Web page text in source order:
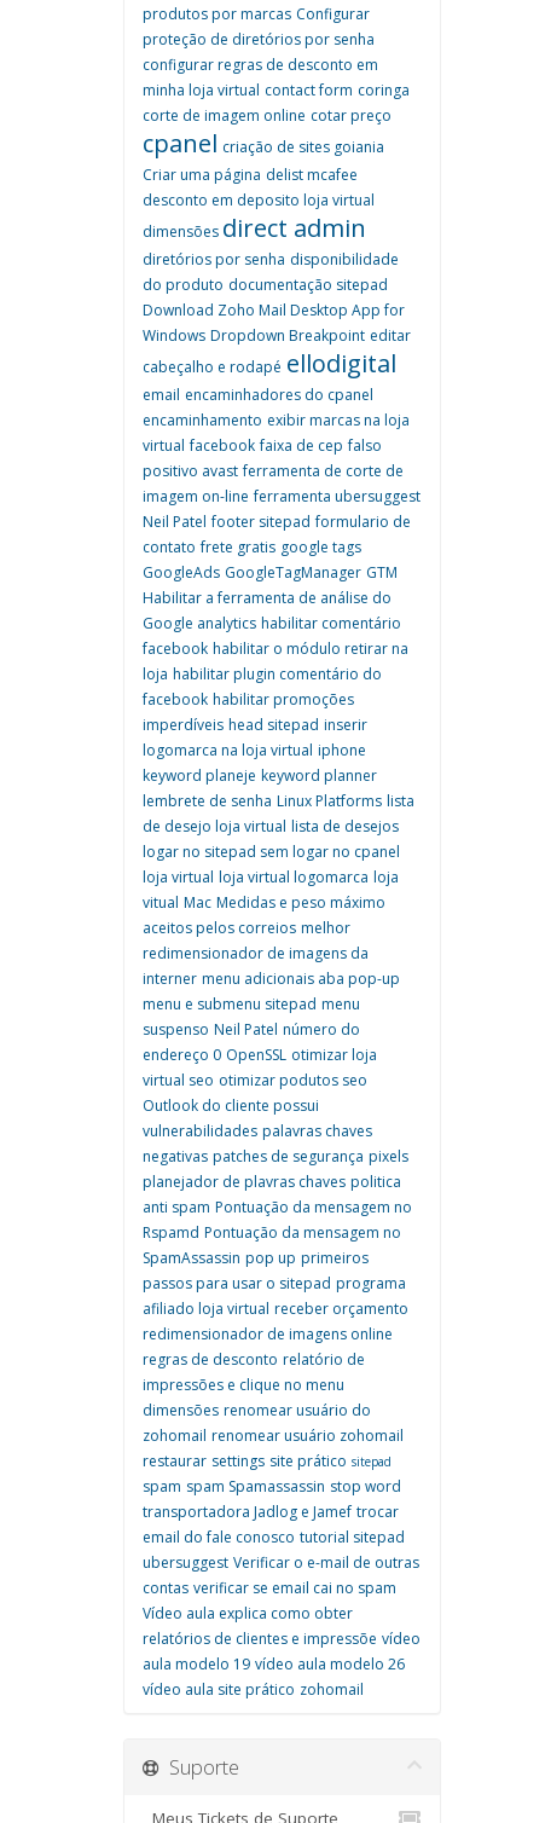
produtos por marcas Configurar
proteção de diretórios por senha
configurar regras de desconto em
minha loja virtual contact form coringa
corte de imagem online cotar preço
cpanel criação de sites goiania
Criar uma página delist mcafee
desconto em deposito loja virtual
dimensões direct admin
diretórios por senha disponibilidade
do produto documentação sitepad
Download Zoho Mail Desktop App for
Windows Dropdown Breakpoint editar
cabeçalho e rodapé ellodigital
email encaminhadores do cpanel
encaminhamento exibir marcas na loja
virtual facebook faixa de cep falso
positivo avast ferramenta de corte de
imagem on-line ferramenta ubersuggest
Neil Patel footer sitepad formulario de
contato frete gratis google tags
GoogleAds GoogleTagManager GTM
Habilitar a ferramenta de análise do
Google analytics habilitar comentário
facebook habilitar o módulo retirar na
loja habilitar plugin comentário do
facebook habilitar promoções
imperdíveis head sitepad inserir
logomarca na loja virtual iphone
keyword planeje keyword planner
lembrete de senha Linux Platforms lista
de desejo loja virtual lista de desejos
logar no sitepad sem logar no cpanel
loja virtual loja virtual logomarca loja
vitual Mac Medidas e peso máximo
aceitos pelos correios melhor
redimensionador de imagens da
interner menu adicionais aba pop-up
menu e submenu sitepad menu
suspenso Neil Patel número do
endereço 0 OpenSSL otimizar loja
virtual seo otimizar podutos seo
Outlook do cliente possui
vulnerabilidades palavras chaves
negativas patches de segurança pixels
planejador de plavras chaves politica
anti spam Pontuação da mensagem no
Rspamd Pontuação da mensagem no
SpamAssassin pop up primeiros
passos para usar o sitepad programa
afiliado loja virtual receber orçamento
redimensionador de imagens online
regras de desconto relatório de
impressões e clique no menu
dimensões renomear usuário do
zohomail renomear usuário zohomail
restaurar settings site prático sitepad
spam spam Spamassassin stop word
transportadora Jadlog e Jamef trocar
email do fale conosco tutorial sitepad
ubersuggest Verificar o e-mail de outras
contas verificar se email cai no spam
Vídeo aula explica como obter
relatórios de clientes e impressõe vídeo
aula modelo 19 vídeo aula modelo 26
vídeo aula site prático zohomail
Suporte
Meus Tickets de Suporte